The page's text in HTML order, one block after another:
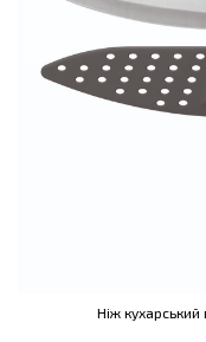
Ніж кухарський